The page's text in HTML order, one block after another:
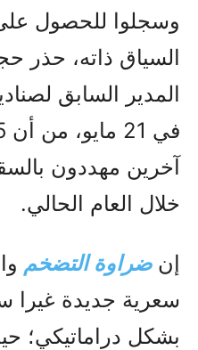
وسجلوا للحصول
السياق ذاته، حذر
المدير السابق
آخرين مهددون
خلال العام الحالي.
إنضراوة التضخم
سعرية جديدة غيرا
بشكل دراماتيكي؛